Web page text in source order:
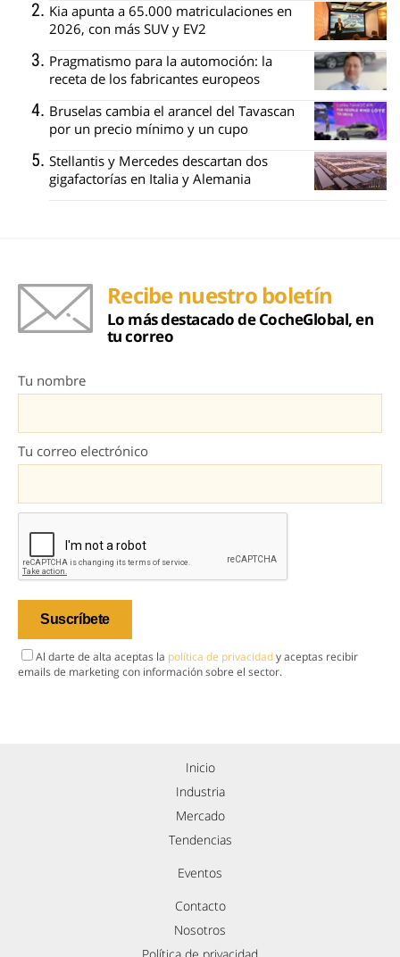
Kia apunta a 65.000 matriculaciones en
2026, con más SUV y EV2
Pragmatismo para la automoción: la
receta de los fabricantes europeos
Bruselas cambia el arancel del Tavascan
por un precio mínimo y un cupo
Stellantis y Mercedes descartan dos
gigafactorías en Italia y Alemania
Recibe nuestro boletín
Lo más destacado de CocheGlobal, en
tu correo
Tu nombre
Tu correo electrónico
Al darte de alta aceptas la política de privacidady aceptas recibir
emails de marketing con información sobre el sector.
Inicio
Industria
Mercado
Tendencias
Eventos
Contacto
Nosotros